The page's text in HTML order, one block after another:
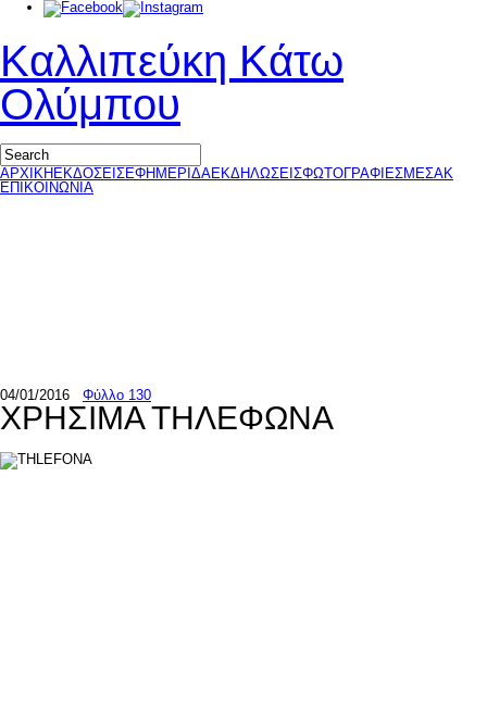
Καλλιπεύκη Κάτω
Ολύμπου
ΑΡΧΙΚΗ ΕΚΔΟΣΕΙΣΕΦΗΜΕΡΙΔΑΕΚΔΗΛΩΣΕΙΣΦΩΤΟΓΡΑΦΙΕΣΜΕΣΑΚ
ΕΠΙΚΟΙΝΩΝΙΑ
04/01/2016 Φύλλο 130
ΧΡΗΣΙΜΑ ΤΗΛΕΦΩΝΑ